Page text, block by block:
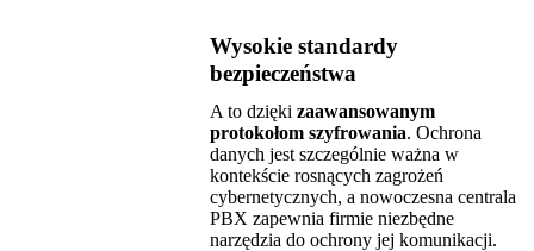
Wysokie standardy
bezpieczeństwa
A to dzięki zaawansowanym
protokołom szyfrowania. Ochrona
danych jest szczególnie ważna w
kontekście rosnących zagrożeń
cybernetycznych, a nowoczesna centrala
PBX zapewnia firmie niezbędne
narzędzia do ochrony jej komunikacji.